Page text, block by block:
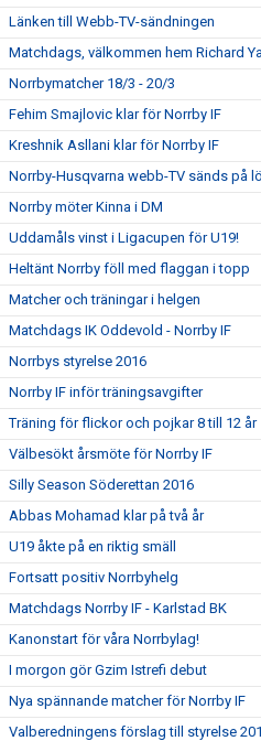
Länken till Webb-TV-sändningen
Matchdags, välkommen hem Richard
Norrbymatcher 18/3 - 20/3
Fehim Smajlovic klar för Norrby IF
Kreshnik Asllani klar för Norrby IF
Norrby-Husqvarna webb-TV sänds på
Norrby möter Kinna i DM
Uddamåls vinst i Ligacupen för U19!
Heltänt Norrby föll med flaggan i topp
Matcher och träningar i helgen
Matchdags IK Oddevold - Norrby IF
Norrbys styrelse 2016
Norrby IF inför träningsavgifter
Träning för flickor och pojkar 8 till 12 år
Välbesökt årsmöte för Norrby IF
Silly Season Söderettan 2016
Abbas Mohamad klar på två år
U19 åkte på en riktig smäll
Fortsatt positiv Norrbyhelg
Matchdags Norrby IF - Karlstad BK
Kanonstart för våra Norrbylag!
I morgon gör Gzim Istrefi debut
Nya spännande matcher för Norrby IF
Valberedningens förslag till styrelse